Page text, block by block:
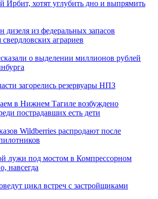
Ирбит, хотят углубить дно и выпрямить
дизеля из федеральных запасов
аграриев
о выделении миллионов рублей
загорелись резервуары НПЗ
в Нижнем Тагиле возбуждено
пострадавших есть дети
Wildberries распродают после
лужи под мостом в Компрессорном
навсегда
цикл встреч с застройщиками